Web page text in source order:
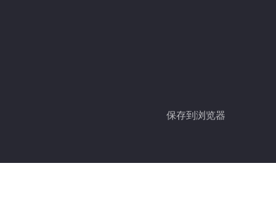
保存到浏览器